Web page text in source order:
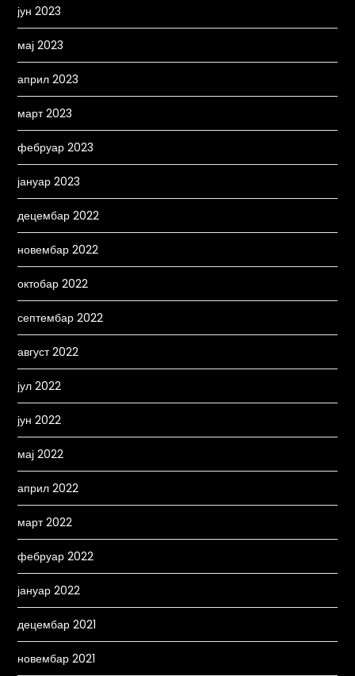
јун 2023
мај 2023
април 2023
март 2023
фебруар 2023
јануар 2023
децембар 2022
новембар 2022
октобар 2022
септембар 2022
август 2022
јул 2022
јун 2022
мај 2022
април 2022
март 2022
фебруар 2022
јануар 2022
децембар 2021
новембар 2021